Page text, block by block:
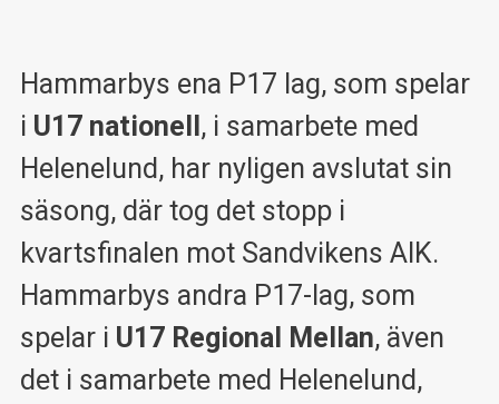
Hammarbys ena P17 lag, som spelar
i U17 nationell , i samarbete med
Helenelund, har nyligen avslutat sin
säsong, där tog det stopp i
kvartsfinalen mot Sandvikens AIK.
Hammarbys andra P17-lag, som
spelar i U17 Regional Mellan, även
det i samarbete med Helenelund,